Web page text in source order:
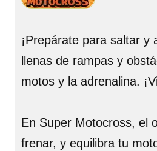
¡Prepárate para saltar
llenas de rampas y
motos y la adrenalina.
En Super Motocross, el
frenar, y equilibra tu